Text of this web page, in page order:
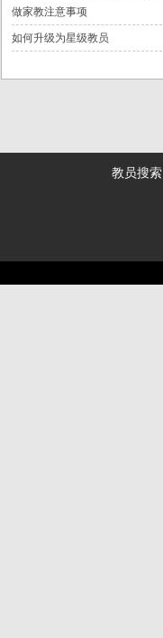
做家教注意事项
如何升级为星级教员
教员搜索